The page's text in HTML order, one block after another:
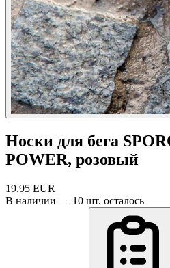
Носки для бега
POWER, розовый
19.95 EUR
В наличии — 10 шт. осталось